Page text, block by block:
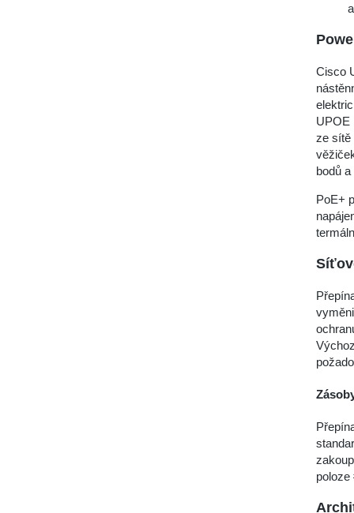
Cisco
UPOE
ze sítě
bodů
PoE+
poloze